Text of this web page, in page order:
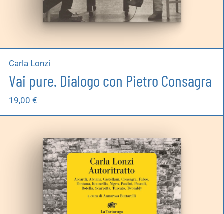
Carla Lonzi
Vai pure. Dialogo con Pietro Consagra
19,00 €